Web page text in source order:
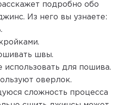
подробно обо
Из него вы узнаете:
швы.
использовать для пошива.
оверлок.
сложность процесса